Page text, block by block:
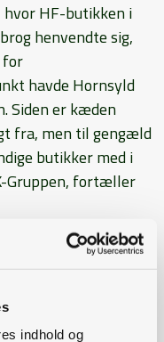
indhold og
HF-butikken i
henvendte sig,
for
havde Hornsyld
Siden er kæden
fra, men til gengæld
butikker med i
Gruppen, fortæller
hvilke
med leverandører,
lavere priser og